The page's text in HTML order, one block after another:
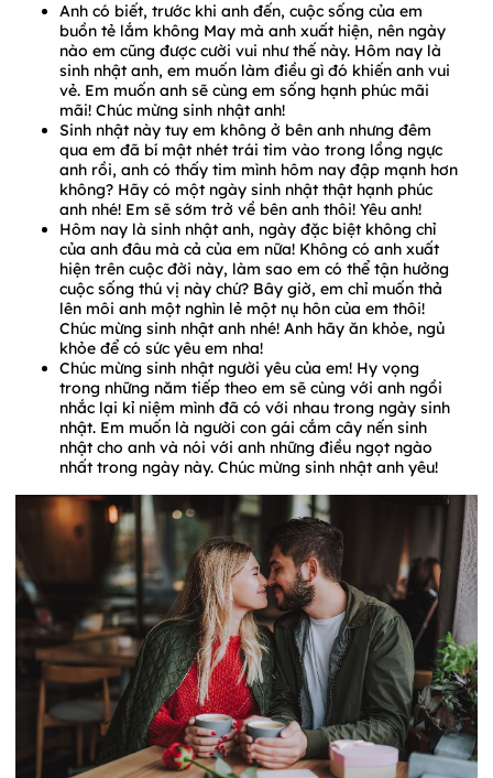
Anh có biết, trước khi anh đến, cuộc sống của em
buồn tẻ lắm không May mà anh xuất hiện, nên ngày
nào em cũng được cười vui như thế này. Hôm nay là
sinh nhật anh, em muốn làm điều gì đó khiến anh vui
vẻ. Em muốn anh sẽ cùng em sống hạnh phúc mãi
mãi! Chúc mừng sinh nhật anh!
Sinh nhật này tuy em không ở bên anh nhưng đêm
qua em đã bí mật nhét trái tim vào trong lồng ngực
anh rồi, anh có thấy tim mình hôm nay đập mạnh hơn
không? Hãy có một ngày sinh nhật thật hạnh phúc
anh nhé! Em sẽ sớm trở về bên anh thôi! Yêu anh!
Hôm nay là sinh nhật anh, ngày đặc biệt không chỉ
của anh đâu mà cả của em nữa! Không có anh xuất
hiện trên cuộc đời này, làm sao em có thể tận hưởng
cuộc sống thú vị này chứ? Bây giờ, em chỉ muốn thả
lên môi anh một nghìn lẻ một nụ hôn của em thôi!
Chúc mừng sinh nhật anh nhé! Anh hãy ăn khỏe, ngủ
khỏe để có sức yêu em nha!
Chúc mừng sinh nhật người yêu của em! Hy vọng
trong những năm tiếp theo em sẽ cùng với anh ngồi
nhắc lại kỉ niệm mình đã có với nhau trong ngày sinh
nhật. Em muốn là người con gái cắm cây nến sinh
nhật cho anh và nói với anh những điều ngọt ngào
nhất trong ngày này. Chúc mừng sinh nhật anh yêu!